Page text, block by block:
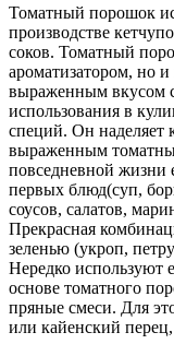
Томатный порошок
производстве
соков. Томатный
ароматизатором, но
выраженным вкусом
использования в
специй. Он наделяет
выраженным
повседневной жизни
первых блюд(суп,
соусов, салатов,
Прекрасная
зеленью (укроп,
Нередко используют
основе томатного
пряные смеси. Для
или кайенский